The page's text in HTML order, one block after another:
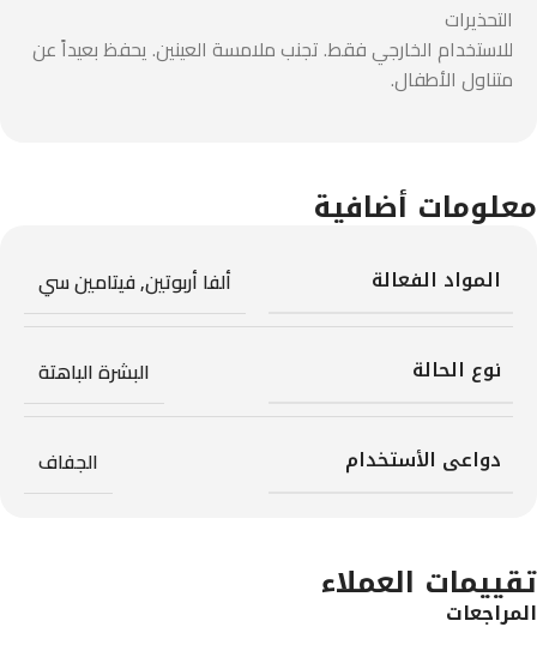
التحذيرات
للاستخدام الخارجي فقط. تجنب ملامسة العينين. يحفظ بعيداً عن
متناول الأطفال.
معلومات أضافية
المواد الفعالة ألفا أربوتين,فيتامين سي
نوع الحالة البشرة الباهتة
دواعى الأستخدام الجفاف
تقييمات العملاء
المراجعات